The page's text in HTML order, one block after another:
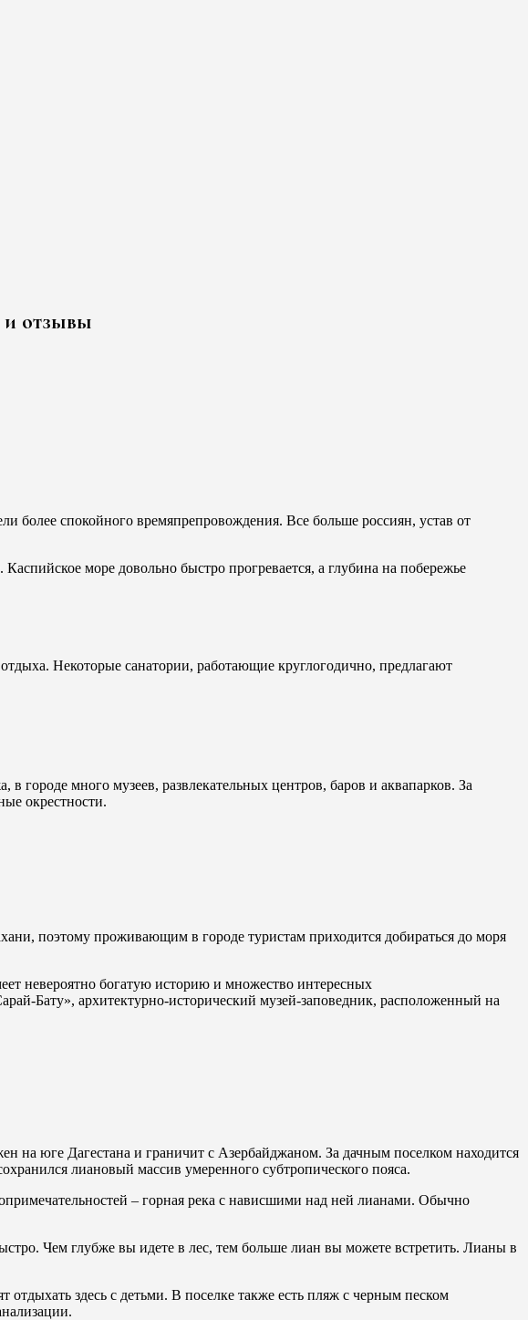
и отзывы
более спокойного времяпрепровождения. Все больше россиян, устав от
море довольно быстро прогревается, а глубина на побережье
Некоторые санатории, работающие круглогодично, предлагают
много музеев, развлекательных центров, баров и аквапарков. За
окрестности.
поэтому проживающим в городе туристам приходится добираться до моря
невероятно богатую историю и множество интересных
Бату», архитектурно-исторический музей-заповедник, расположенный на
юге Дагестана и граничит с Азербайджаном. За дачным поселком находится
лиановый массив умеренного субтропического пояса.
– горная река с нависшими над ней лианами. Обычно
Чем глубже вы идете в лес, тем больше лиан вы можете встретить. Лианы в
здесь с детьми. В поселке также есть пляж с черным песком